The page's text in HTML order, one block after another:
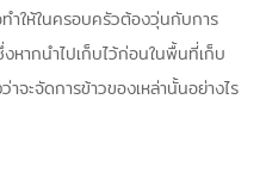
ำให้ในครอบครัวต้องวุ่นกับการ
หากนำไปเก็บไว้ก่อนในพื้นที่เก็บ
จะจัดการข้าวของเหล่านั้นอย่างไร